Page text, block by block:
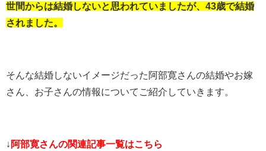
世間からは結婚しないと思われていましたが、43歳で結婚
されました。
そんな結婚しないイメージだった阿部寛さんの結婚やお嫁
さん、お子さんの情報についてご紹介していきます。
↓ 阿部寛さんの関連記事一覧はこちら